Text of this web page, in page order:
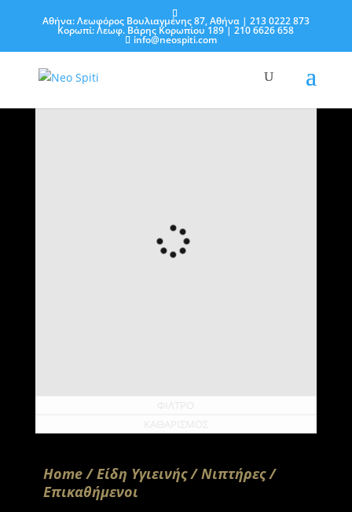
Αθήνα: Λεωφόρος Βουλιαγμένης 87, Αθήνα| 213 0222 873
Κορωπί: Λεωφ. Βάρης Κορωπίου 189| 210 6626 658
info@neospiti.com
Home/Είδη Υγιεινής/Νιπτήρες/
Επικαθήμενοι